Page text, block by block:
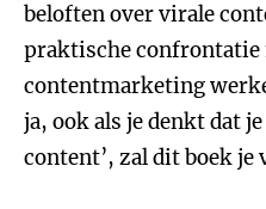
beloften over virale
praktische confrontatie
contentmarketing
ja, ook als je denkt dat
content’, zal dit boek je